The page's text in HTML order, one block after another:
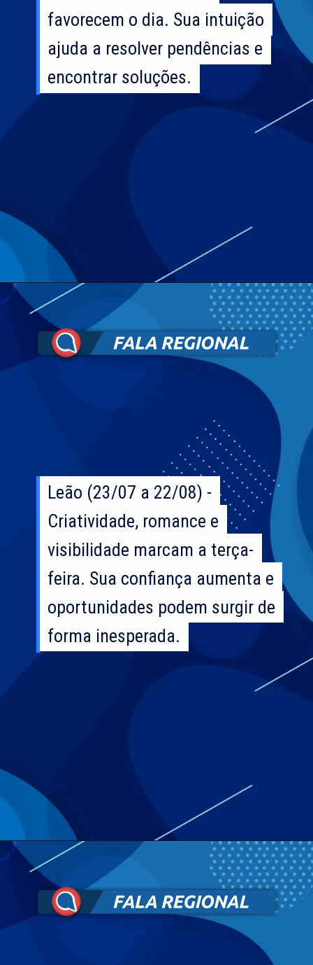
favorecem o dia. Sua intuição
ajuda a resolver pendências e
encontrar soluções.
favorecem o dia. Sua intuição
ajuda a resolver pendências e
encontrar soluções.
Leão (23/07 a 22/08) -
Criatividade, romance e
visibilidade marcam a terça-
feira. Sua confiança aumenta e
oportunidades podem surgir de
forma inesperada.
Leão (23/07 a 22/08) -
Criatividade, romance e
visibilidade marcam a terça-
feira. Sua confiança aumenta e
oportunidades podem surgir de
forma inesperada.